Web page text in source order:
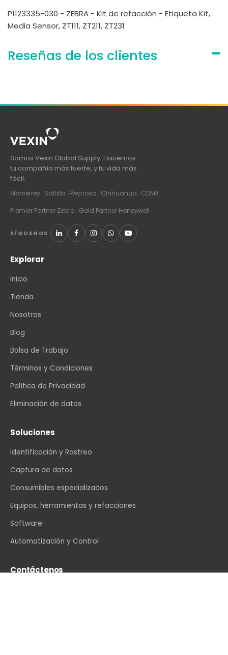
P1123335-030 - ZEBRA - Kit de refacción - Etiqueta Kit,
Media Sensor, ZT111, ZT211, ZT231
Reseñas de los clientes
Somos Vexin Global Supply. Hacemos
tu compañía más fuerte, y tu vida más
fácil.
Monterrey · Saltillo · Reynosa · Chihuahua · CDMX
Premier Partner Zebra · Gold Partner Honeywell
SÍGUENOS
Explorar
Inicio
Tienda
Nosotros
Blog
Bolsa de Trabajo
Términos y Condiciones
Política de Privacidad
Eliminación de datos
Soluciones
Identificación y Rastreo
Captura de datos
Consumibles especializados
Equipos, herramientas y refacciones
Software
Automatización y Control
Contáctenos